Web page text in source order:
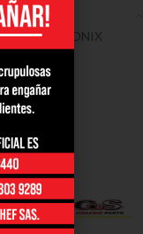
COBALT / ONIX